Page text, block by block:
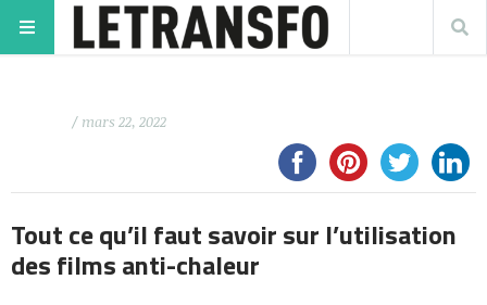
/ mars 22, 2022
Tout ce qu’il faut savoir sur l’utilisation
des films anti-chaleur